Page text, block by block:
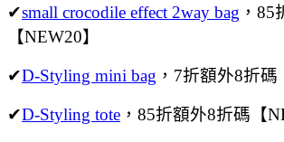
✔small crocodile effect 2way bag ，85
【NEW20】
✔D-Styling mini bag ，7折額外8折碼
✔D-Styling tote ，85折額外8折碼【